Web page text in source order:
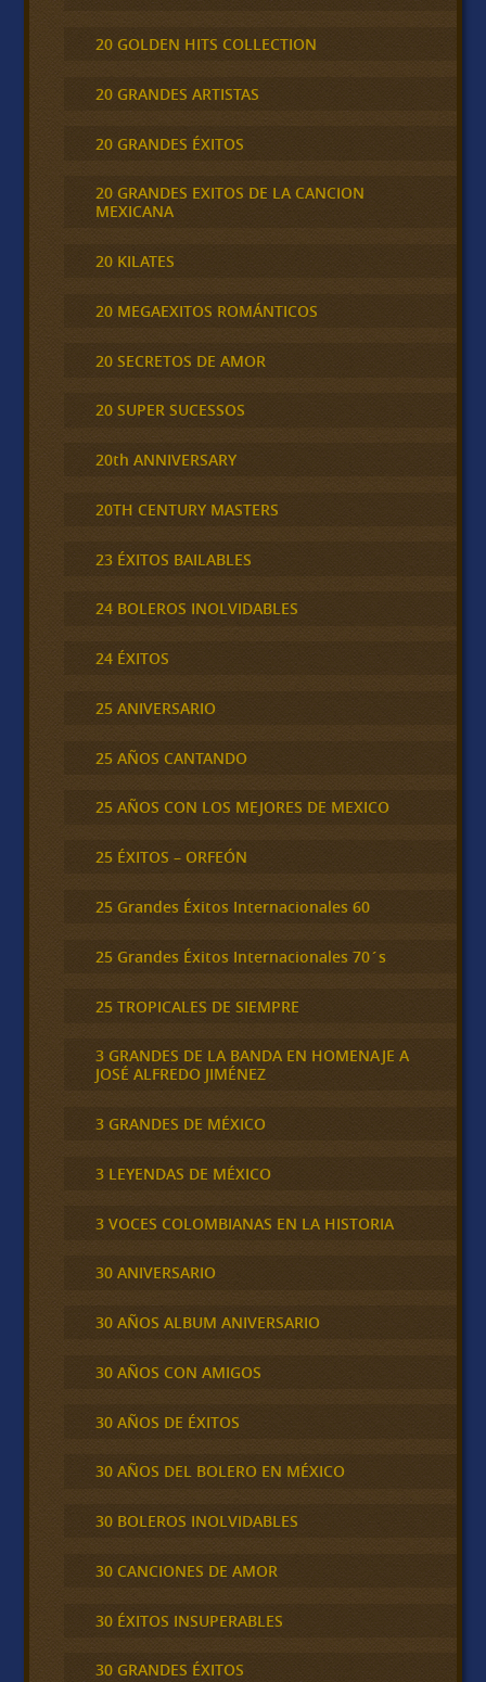
20 GOLDEN HITS COLLECTION
20 GRANDES ARTISTAS
20 GRANDES ÉXITOS
20 GRANDES EXITOS DE LA CANCION
MEXICANA
20 KILATES
20 MEGAEXITOS ROMÁNTICOS
20 SECRETOS DE AMOR
20 SUPER SUCESSOS
20th ANNIVERSARY
20TH CENTURY MASTERS
23 ÉXITOS BAILABLES
24 BOLEROS INOLVIDABLES
24 ÉXITOS
25 ANIVERSARIO
25 AÑOS CANTANDO
25 AÑOS CON LOS MEJORES DE MEXICO
25 ÉXITOS – ORFEÓN
25 Grandes Éxitos Internacionales 60
25 Grandes Éxitos Internacionales 70´s
25 TROPICALES DE SIEMPRE
3 GRANDES DE LA BANDA EN HOMENAJE A
JOSÉ ALFREDO JIMÉNEZ
3 GRANDES DE MÉXICO
3 LEYENDAS DE MÉXICO
3 VOCES COLOMBIANAS EN LA HISTORIA
30 ANIVERSARIO
30 AÑOS ALBUM ANIVERSARIO
30 AÑOS CON AMIGOS
30 AÑOS DE ÉXITOS
30 AÑOS DEL BOLERO EN MÉXICO
30 BOLEROS INOLVIDABLES
30 CANCIONES DE AMOR
30 ÉXITOS INSUPERABLES
30 GRANDES ÉXITOS